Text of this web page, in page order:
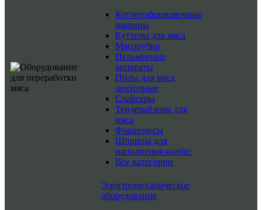
Котлетоформовочные
машины
Куттеры для мяса
Мясорубки
Пельменные
аппараты
Пилы для мяса
ленточные
Слайсеры
Тендерайзеры для
мяса
Фаршемесы
Шприцы для
наполнения колбас
Все категории
Электромеханическое
оборудование